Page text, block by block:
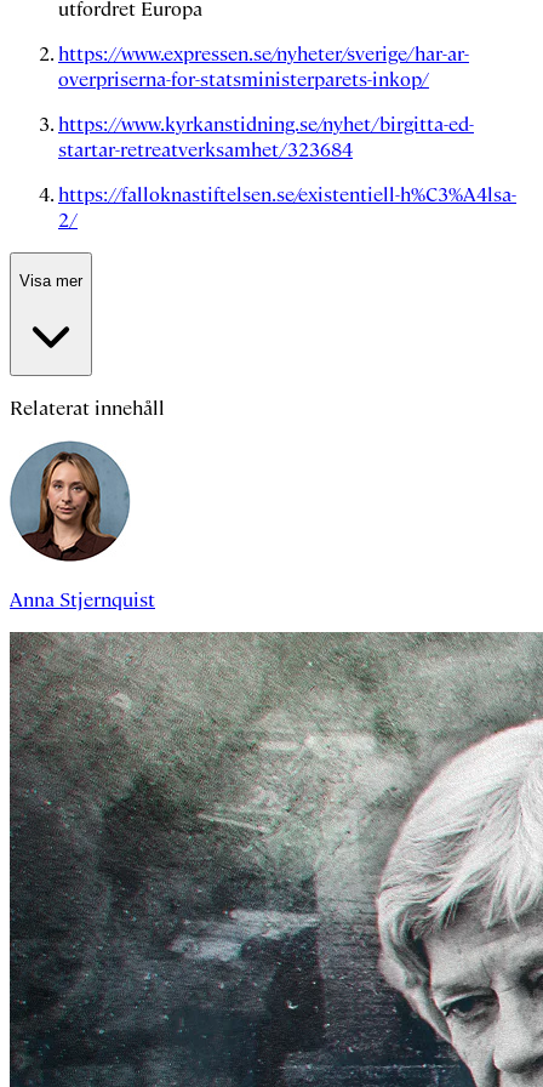
utfordret Europa
https://www.expressen.se/nyheter/sverige/har-ar-
overpriserna-for-statsministerparets-inkop/
https://www.kyrkanstidning.se/nyhet/birgitta-ed-
startar-retreatverksamhet/323684
https://falloknastiftelsen.se/existentiell-h%C3%A4lsa-
2/
Visa mer
Relaterat innehåll
Anna Stjernquist